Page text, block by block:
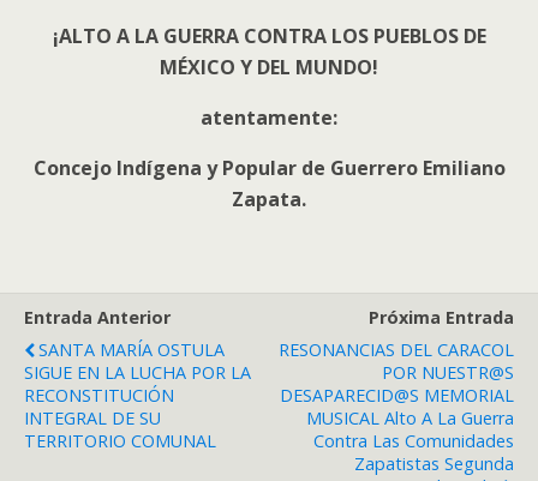
¡ALTO A LA GUERRA CONTRA LOS PUEBLOS DE
MÉXICO Y DEL MUNDO!
atentamente:
Concejo Indígena y Popular de Guerrero Emiliano
Zapata.
Entrada Anterior
SANTA MARÍA OSTULA
SIGUE EN LA LUCHA POR LA
RECONSTITUCIÓN
INTEGRAL DE SU
TERRITORIO COMUNAL
Próxima Entrada
RESONANCIAS DEL CARACOL
POR NUESTR@S
DESAPARECID@S MEMORIAL
MUSICAL Alto A La Guerra
Contra Las Comunidades
Zapatistas Segunda